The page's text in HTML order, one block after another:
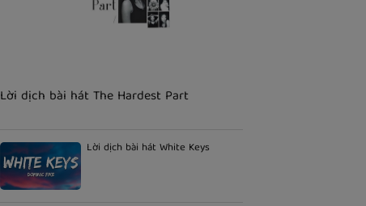
Lời dịch bài hát The Hardest Part
Lời dịch bài hát White Keys